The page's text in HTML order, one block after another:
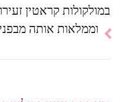
במולקולות קראטין
וממלאות אותה
להמשך